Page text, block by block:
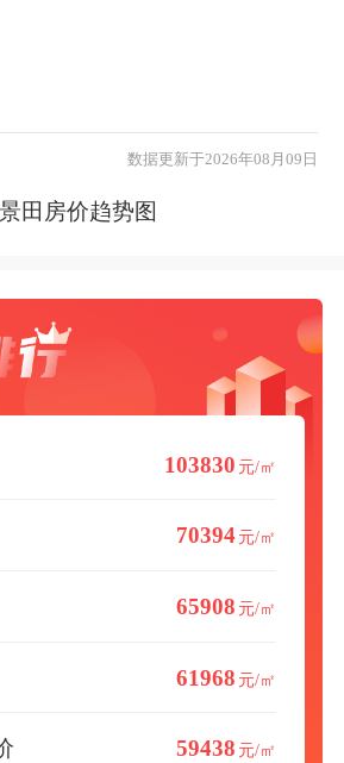
景田房价趋势图
数据更新于2026年08月09日
103830 元/㎡
70394 元/㎡
65908 元/㎡
61968 元/㎡
59438 元/㎡